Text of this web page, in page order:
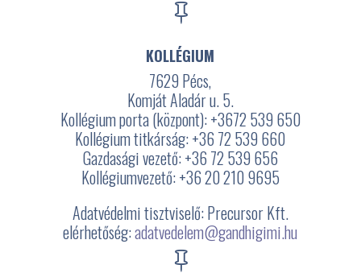

KOLLÉGIUM
7629 Pécs,
Komját Aladár u. 5.
Kollégium porta (központ): +3672 539 650
Kollégium titkárság: +36 72 539 660
Gazdasági vezető: +36 72 539 656
Kollégiumvezető: +36 20 210 9695
Adatvédelmi tisztviselő: Precursor Kft.
elérhetőség:adatvedelem@gandhigimi.hu
